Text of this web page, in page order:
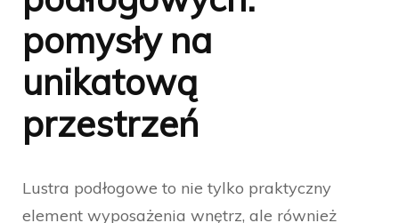
pomysły na
unikatową
przestrzeń
Lustra podłogowe to nie tylko praktyczny
element wyposażenia wnętrz, ale również